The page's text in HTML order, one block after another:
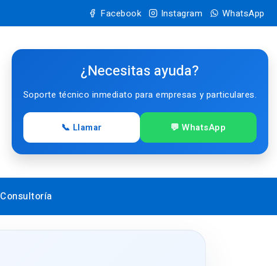
Facebook Instagram WhatsApp
¿Necesitas ayuda?
Soporte técnico inmediato para empresas y particulares.
📞 Llamar 💬 WhatsApp
Consultoría